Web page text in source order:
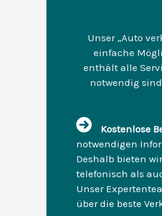
Unser „Auto
einfache
enthält alle
notwendig
Kostenlose
notwendigen
Deshalb bieten
telefonisch als
Unser
über die beste